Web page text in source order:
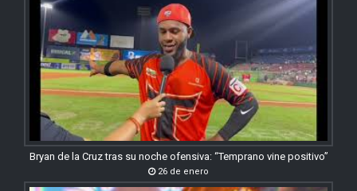
Bryan de la Cruz tras su noche ofensiva: “Temprano vine positivo”
26 de enero